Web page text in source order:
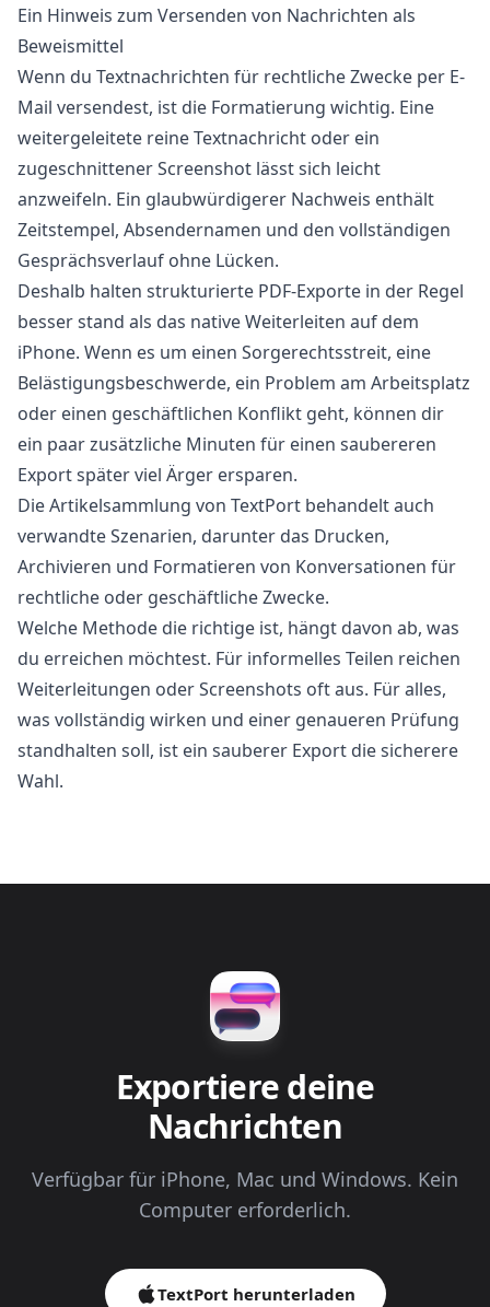
Ein Hinweis zum Versenden von Nachrichten als
Beweismittel
Wenn du Textnachrichten für rechtliche Zwecke per E-
Mail versendest, ist die Formatierung wichtig. Eine
weitergeleitete reine Textnachricht oder ein
zugeschnittener Screenshot lässt sich leicht
anzweifeln. Ein glaubwürdigerer Nachweis enthält
Zeitstempel, Absendernamen und den vollständigen
Gesprächsverlauf ohne Lücken.
Deshalb halten strukturierte PDF-Exporte in der Regel
besser stand als das native Weiterleiten auf dem
iPhone. Wenn es um einen Sorgerechtsstreit, eine
Belästigungsbeschwerde, ein Problem am Arbeitsplatz
oder einen geschäftlichen Konflikt geht, können dir
ein paar zusätzliche Minuten für einen saubereren
Export später viel Ärger ersparen.
DieArtikelsammlung von TextPort behandelt auch
verwandte Szenarien, darunter das Drucken,
Archivieren und Formatieren von Konversationen für
rechtliche oder geschäftliche Zwecke.
Welche Methode die richtige ist, hängt davon ab, was
du erreichen möchtest. Für informelles Teilen reichen
Weiterleitungen oder Screenshots oft aus. Für alles,
was vollständig wirken und einer genaueren Prüfung
standhalten soll, ist ein sauberer Export die sicherere
Wahl.
Exportiere deine
Nachrichten
Verfügbar für iPhone, Mac und Windows. Kein
Computer erforderlich.
TextPort herunterladen